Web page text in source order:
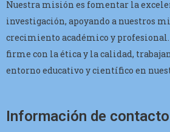
Nuestra misión es fomentar la
investigación, apoyando a nuestros
crecimiento académico y
firme con la ética y la calidad,
entorno educativo y científico en
Información de contacto